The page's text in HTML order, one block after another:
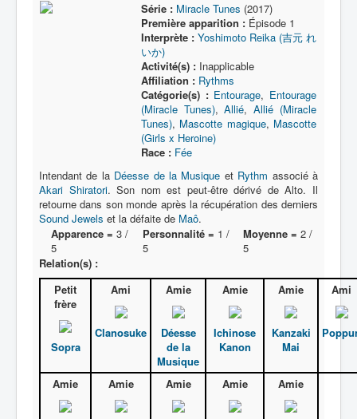
Série : Miracle Tunes (2017)
Première apparition :Épisode 1
Interprète : Yoshimoto Reika (吉元 れ
いか)
Activité(s) :Inapplicable
Affiliation : Rythms
Catégorie(s) : Entourage, Entourage
(Miracle Tunes),Allié,Allié (Miracle
Tunes), Mascotte magique, Mascotte
(Girls x Heroine)
Race : Fée
Intendant de la Déesse de la Musique et Rythm associé à
Akari Shiratori. Son nom est peut-être dérivé de Alto. Il
retourne dans son monde après la récupération des derniers
Sound Jewels et la défaite de Maô.
Apparence = 3 /
5
Personnalité = 1 /
5
Moyenne = 2 /
5
Relation(s) :
Petit
frère
Sopra
Ami
Clanosuke
Amie
Déesse
de la
Musique
Amie
Ichinose
Kanon
Amie
Kanzaki
Mai
Ami
Amie Amie Amie Amie Amie